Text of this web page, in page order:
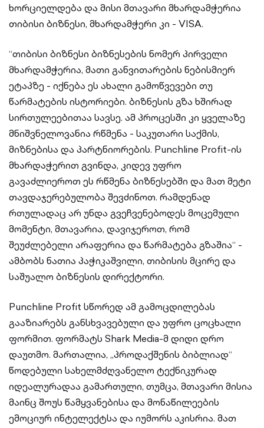
ხორციელდება და მისი მთავარი მხარდამჭერია
თიბისი ბიზნესი, მხარდამჭერი კი - VISA.
“თიბისი ბიზნესი ბიზნესების ნომერ პირველი
მხარდამჭერია, მათი განვითარების ნებისმიერ
ეტაპზე - იქნება ეს ახალი გამოწვევები თუ
წარმატების ისტორიები. ბიზნესის გზა ხშირად
სირთულეებითაა სავსე. ამ პროცესში კი ყველაზე
მნიშვნელოვანია რწმენა - საკუთარი საქმის,
მიზნებისა და პარტნიორების. Punchline Profit-ის
მხარდაჭერით გვინდა, კიდევ უფრო
გავაძლიეროთ ეს რწმენა ბიზნესებში და მათ მეტი
თავდაჯერებულობა შევძინოთ. რამდენად
რთულადაც არ უნდა გვეჩვენებოდეს მოცემული
მომენტი, მთავარია, დავიჯეროთ, რომ
შეუძლებელი არაფერია და წარმატება გზაშია“ -
ამბობს ნათია პაჭიკაშვილი, თიბისის მცირე და
საშუალო ბიზნესის დირექტორი.
Punchline Profit სწორედ ამ გამოცდილებას
გააზიარებს განსხვავებული და უფრო ცოცხალი
ფორმით. ფორმატს Shark Media-მ დიდი დრო
დაუთმო. მართალია, „პროდაქშენის ბიბლიად“
წოდებული სახელმძღვანელო ტექნიკურად
იდეალურადაა გამართული, თუმცა, მთავარი მისია
მაინც შოუს წამყვანებისა და მონაწილეების
ემოციურ ინტელექტსა და იუმორს აკისრია. მათ